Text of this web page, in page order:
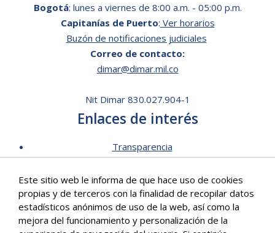
Bogotá: lunes a viernes de 8:00 a.m. - 05:00 p.m.
Capitanías de Puerto: Ver horarios
Buzón de notificaciones judiciales
Correo de contacto:
dimar@dimar.mil.co
Nit Dimar 830.027.904-1
Enlaces de interés
Transparencia
Mecanismos de contacto
Software para personas en situación de discapacidad
Signos en Red
Este sitio web le informa de que hace uso de cookies
propias y de terceros con la finalidad de recopilar datos
estadísticos anónimos de uso de la web, así como la
mejora del funcionamiento y personalización de la